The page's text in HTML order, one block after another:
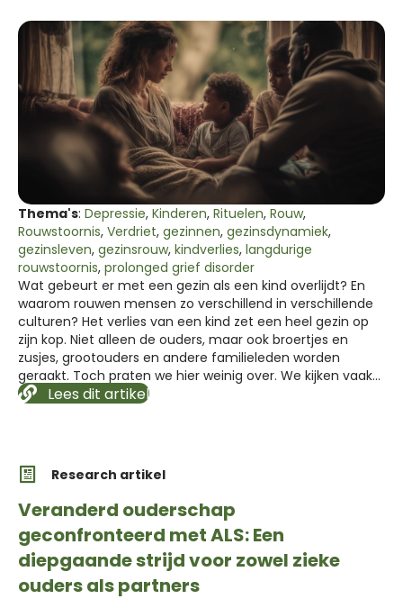
Thema's: Depressie, Kinderen, Rituelen, Rouw,
Rouwstoornis, Verdriet, gezinnen, gezinsdynamiek,
gezinsleven, gezinsrouw, kindverlies, langdurige
rouwstoornis, prolonged grief disorder
Wat gebeurt er met een gezin als een kind overlijdt? En
waarom rouwen mensen zo verschillend in verschillende
culturen? Het verlies van een kind zet een heel gezin op
zijn kop. Niet alleen de ouders, maar ook broertjes en
zusjes, grootouders en andere familieleden worden
geraakt. Toch praten we hier weinig over. We kijken vaak…
Lees dit artikel
Research artikel
Veranderd ouderschap
geconfronteerd met ALS: Een
diepgaande strijd voor zowel zieke
ouders als partners